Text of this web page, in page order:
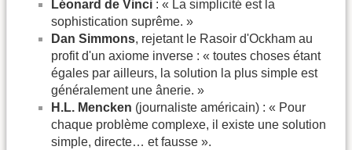
Léonard de Vinci : « La simplicité est la
sophistication suprême. »
Dan Simmons, rejetant le Rasoir d'Ockham au
profit d'un axiome inverse : « toutes choses étant
égales par ailleurs, la solution la plus simple est
généralement une ânerie. »
H.L. Mencken (journaliste américain) : « Pour
chaque problème complexe, il existe une solution
simple, directe… et fausse ».